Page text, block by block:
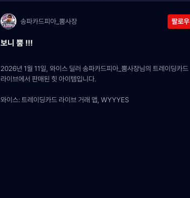
송파카드피아_뿜사장 팔로우
보니 뿜 !!!
2026년 1월 11일, 와이스 딜러 송파카드피아_뿜사장님의 트레이딩카드
라이브에서 판매된 힛 아이템입니다.
와이스: 트레이딩카드 라이브 거래 앱, WYYYES